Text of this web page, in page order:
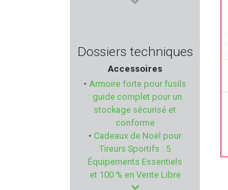
DELORY BRUMARD
MONNET
GASTROCK
AIGLE
PROHANDS
Dossiers techniques
Accessoires
• Armoire forte pour fusils
: guide complet pour un
stockage sécurisé et
conforme
• Cadeaux de Noël pour
Tireurs Sportifs : 5
Équipements Essentiels
et 100 % en Vente Libre